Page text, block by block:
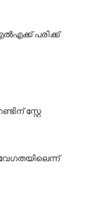
പരിക്ക്
സ്റ്റേ
വേഗതയിലെന്ന്